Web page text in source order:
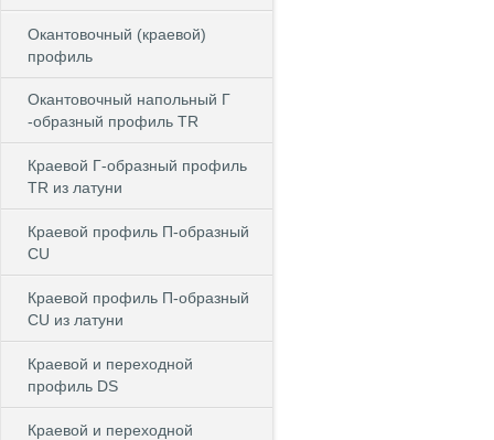
Окантовочный (краевой)
профиль
Окантовочный напольный Г
-образный профиль TR
Краевой Г-образный профиль
TR из латуни
Краевой профиль П-образный
CU
Краевой профиль П-образный
CU из латуни
Краевой и переходной
профиль DS
Краевой и переходной